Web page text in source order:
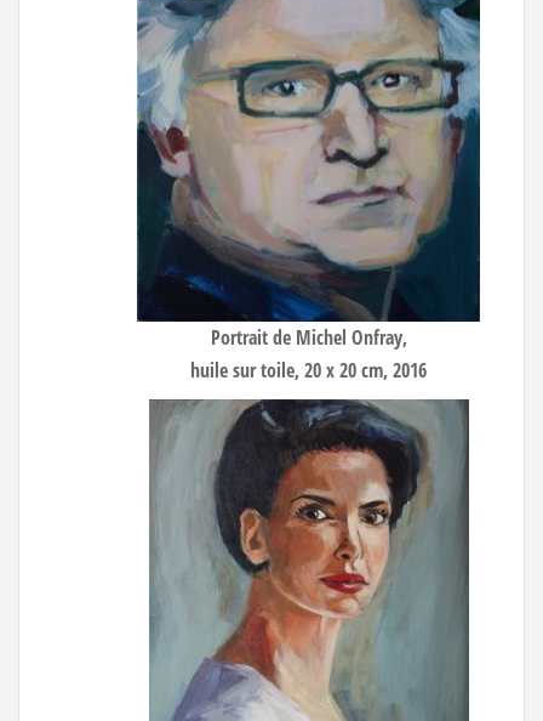
Portrait de Michel Onfray,
huile sur toile, 20 x 20 cm, 2016